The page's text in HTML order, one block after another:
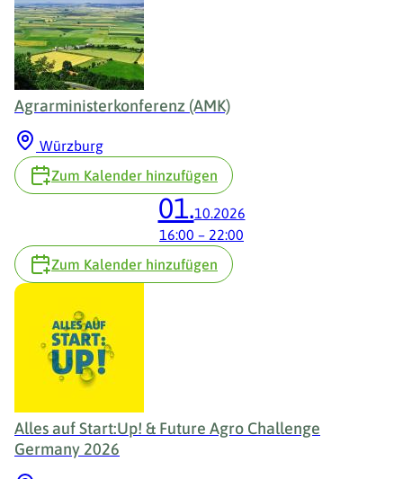
Agrarministerkonferenz (AMK)
Würzburg
Zum Kalender hinzufügen
01.10.2026
16:00 – 22:00
Zum Kalender hinzufügen
Alles auf Start:Up! & Future Agro Challenge
Germany 2026